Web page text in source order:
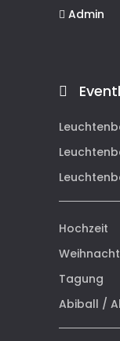
Admin
Hochzeit
Tagung
Abiball /